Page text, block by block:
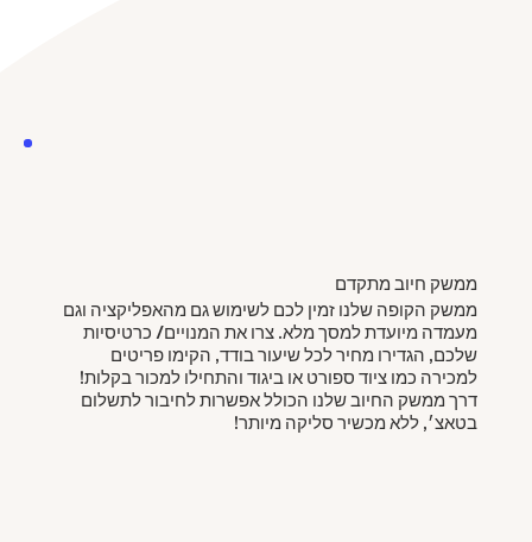
ממשק חיוב מתקדם
ממשק הקופה שלנו זמין לכם לשימוש גם מהאפליקציה וגם
מעמדה מיועדת למסך מלא. צרו את המנויים/ כרטיסיות
שלכם, הגדירו מחיר לכל שיעור בודד, הקימו פריטים
למכירה כמו ציוד ספורט או ביגוד והתחילו למכור בקלות!
דרך ממשק החיוב שלנו הכולל אפשרות לחיבור לתשלום
בטאצ׳, ללא מכשיר סליקה מיותר!